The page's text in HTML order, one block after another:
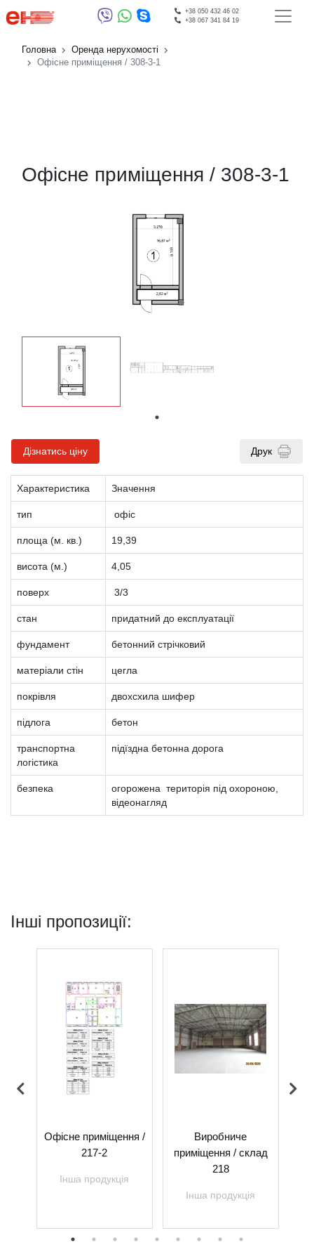
+38 050 432 46 02
+38 067 341 84 19
Головна
Оренда нерухомості
Офісне приміщення / 308-3-1
Офісне приміщення / 308-3-1
Дізнатись ціну Друк
Характеристика Значення
тип офіс
площа (м. кв.) 19,39
висота (м.) 4,05
поверх 3/3
стан придатний до експлуатації
фундамент бетонний стрічковий
матеріали стін цегла
покрівля двохсхила шифер
підлога бетон
транспортна
логістика
підїздна бетонна дорога
безпека
огорожена територія під охороною,
відеонагляд
Інші пропозиції:
Офісне приміщення /
217-2
Інша продукція
Виробниче
приміщення / склад
218
Інша продукція